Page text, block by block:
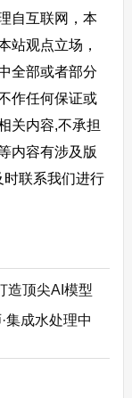
自互联网，本
站观点立场，
全部或者部分
作任何保证或
关内容,不承担
内容有涉及版
联系我们进行
造顶尖AI模型
集成水处理中